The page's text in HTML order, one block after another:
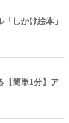
しかけ絵本」
【簡単1分】ア